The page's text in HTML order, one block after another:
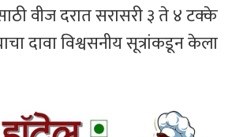
वीज दरात सरासरी ३ ते ४ टक्के
दावा विश्वसनीय सूत्रांकडून केला